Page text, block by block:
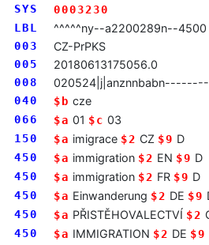
SYS
0003230
LBL
^^^^^ny--a2200289n--4500
003 CZ-PrPKS
005 20180613175056.0
008
040 $b cze
066 $a 01 $c 03
150 $a imigrace $2 CZ $9 D
450 $a immigration $2 EN $9 D
450 $a immigration $2 FR $9 D
450 $a Einwanderung $2 DE $9
450 $a PŘISTĚHOVALECTVÍ $2
450 $a IMMIGRATION $2 DE $9